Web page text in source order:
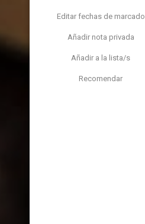
Editar fechas de marcado
Añadir nota privada
Añadir a la lista/s
Recomendar